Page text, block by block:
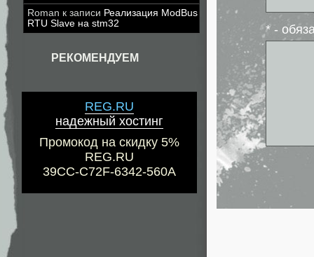
Roman к записи Реализация ModBus
RTU Slave на stm32
РЕКОМЕНДУЕМ
REG.RU
надежный хостинг
Промокод на скидку 5%
REG.RU
39CC-C72F-6342-560A
* -